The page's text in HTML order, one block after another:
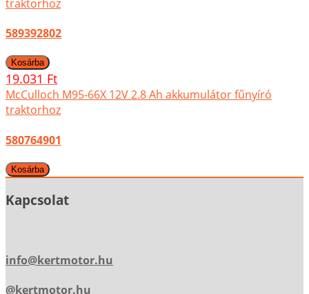
traktorhoz
589392802
19.031 Ft
McCulloch M95-66X 12V 2.8 Ah akkumulátor fűnyíró
traktorhoz
580764901
Kapcsolat
info@kertmotor.hu
@kertmotor.hu